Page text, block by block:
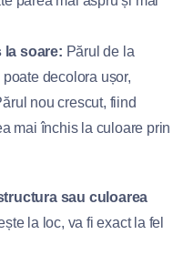
la soare: Părul de la
decolora ușor,
nou crescut, fiind
mai închis la culoare prin
sau culoarea
la loc, va fi exact la fel